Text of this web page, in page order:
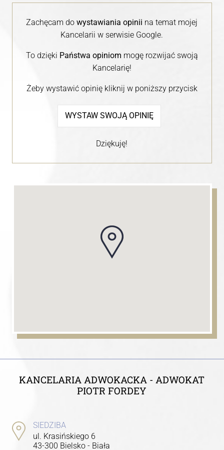
Zachęcam dowystawiania opinii na temat mojej
Kancelarii w serwisie Google.
To dzięki Państwa opiniom mogę rozwijać swoją
Kancelarię!
Żeby wystawić opinię kliknij w poniższy przycisk
WYSTAW SWOJĄ OPINIĘ
Dziękuję!
KANCELARIA ADWOKACKA - ADWOKAT
PIOTR FORDEY
SIEDZIBA
ul. Krasińskiego 6
43-300 Bielsko - Biała